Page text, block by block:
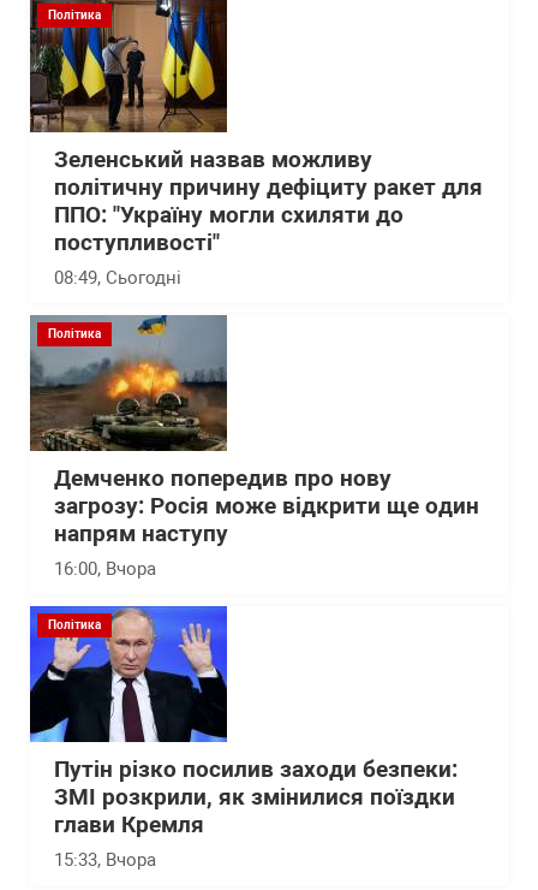
Політика
Зеленський назвав можливу
політичну причину дефіциту ракет для
ППО: "Україну могли схиляти до
поступливості"
08:49, Сьогодні
Політика
Демченко попередив про нову
загрозу: Росія може відкрити ще один
напрям наступу
16:00, Вчора
Політика
Путін різко посилив заходи безпеки:
ЗМІ розкрили, як змінилися поїздки
глави Кремля
15:33, Вчора